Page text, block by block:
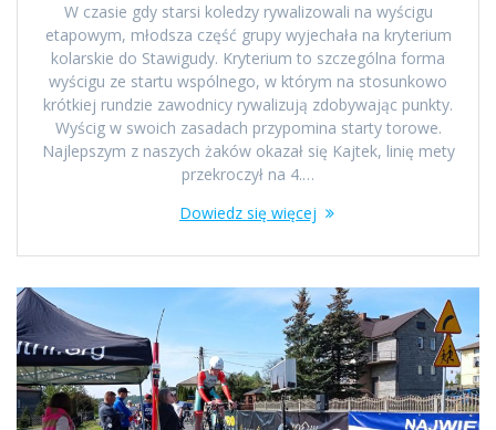
W czasie gdy starsi koledzy rywalizowali na wyścigu
etapowym, młodsza część grupy wyjechała na kryterium
kolarskie do Stawigudy. Kryterium to szczególna forma
wyścigu ze startu wspólnego, w którym na stosunkowo
krótkiej rundzie zawodnicy rywalizują zdobywając punkty.
Wyścig w swoich zasadach przypomina starty torowe.
Najlepszym z naszych żaków okazał się Kajtek, linię mety
przekroczył na 4.…
Dowiedz się więcej